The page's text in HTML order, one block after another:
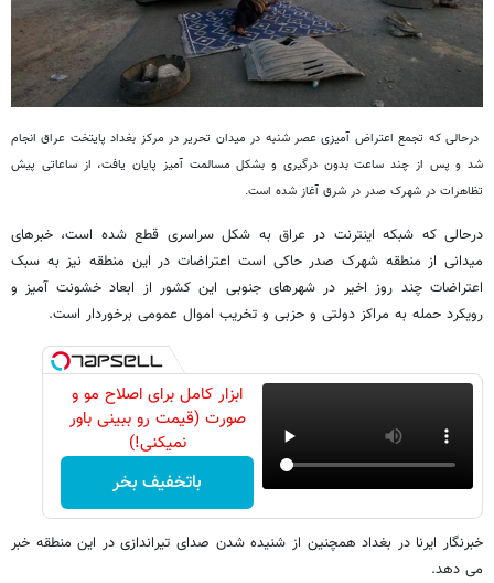
درحالی که تجمع اعتراض آمیزی عصر شنبه در میدان تحریر در مرکز بغداد پایتخت عراق انجام
شد و پس از چند ساعت بدون درگیری و بشکل مسالمت آمیز پایان یافت، از ساعاتی پیش
تظاهرات در شهرک صدر در شرق آغاز شده است.
درحالی که شبکه اینترنت در عراق به شکل سراسری قطع شده است، خبرهای
میدانی از منطقه شهرک صدر حاکی است اعتراضات در این منطقه نیز به سبک
اعتراضات چند روز اخیر در شهرهای جنوبی این کشور از ابعاد خشونت آمیز و
رویکرد حمله به مراکز دولتی و حزبی و تخریب اموال عمومی برخوردار است.
ابزار کامل برای اصلاح مو و
صورت (قیمت رو ببینی باور
نمیکنی!)
باتخفیف بخر
خبرنگار ایرنا در بغداد همچنین از شنیده شدن صدای تیراندازی در این منطقه خبر
می دهد.